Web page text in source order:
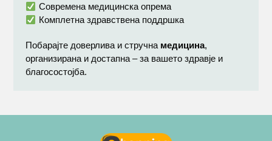
Современа медицинска опрема
Комплетна здравствена поддршка
Побарајте доверлива и стручна медицина,
организирана и достапна – за вашето здравје и
благосостојба.